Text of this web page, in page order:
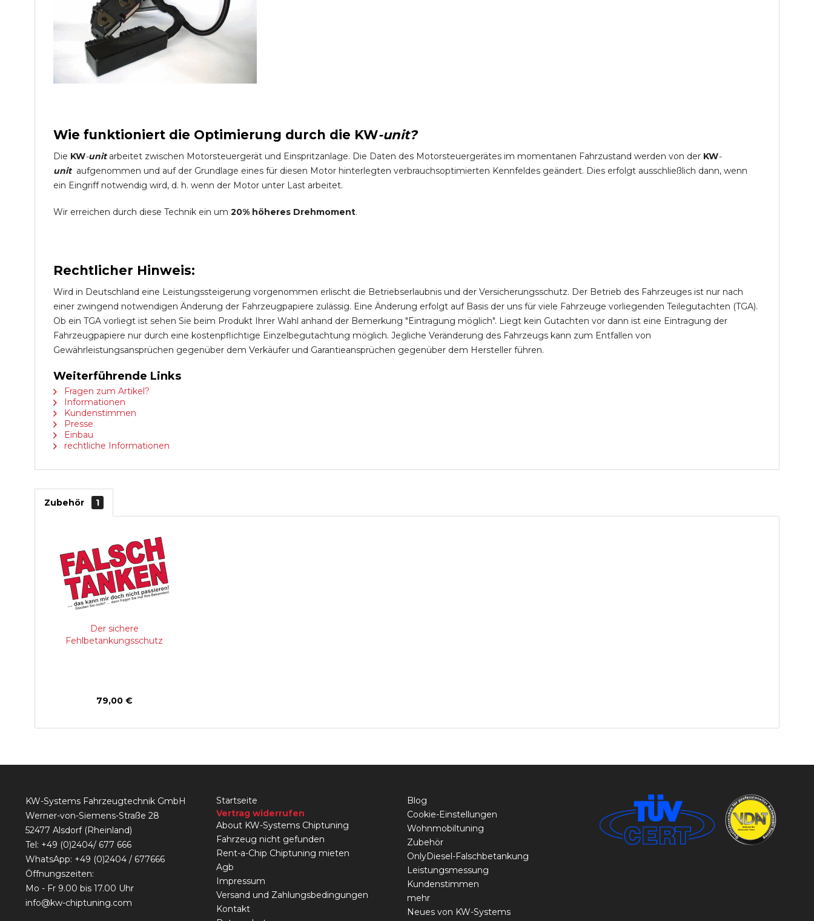
Wie funktioniert die Optimierung durch die KW-unit?
Die KW-unit arbeitet zwischen Motorsteuergerät und Einspritzanlage. Die Daten des Motorsteuergerätes im momentanen Fahrzustand werden von der KW-
unit aufgenommen und auf der Grundlage eines für diesen Motor hinterlegten verbrauchsoptimierten Kennfeldes geändert. Dies erfolgt ausschließlich dann, wenn
ein Eingriff notwendig wird, d. h. wenn der Motor unter Last arbeitet.
Wir erreichen durch diese Technik ein um 20% höheres Drehmoment.
Rechtlicher Hinweis:
Wird in Deutschland eine Leistungssteigerung vorgenommen erlischt die Betriebserlaubnis und der Versicherungsschutz. Der Betrieb des Fahrzeuges ist nur nach
einer zwingend notwendigen Änderung der Fahrzeugpapiere zulässig. Eine Änderung erfolgt auf Basis der uns für viele Fahrzeuge vorliegenden Teilegutachten (TGA).
Ob ein TGA vorliegt ist sehen Sie beim Produkt Ihrer Wahl anhand der Bemerkung "Eintragung möglich". Liegt kein Gutachten vor dann ist eine Eintragung der
Fahrzeugpapiere nur durch eine kostenpflichtige Einzelbegutachtung möglich. Jegliche Veränderung des Fahrzeugs kann zum Entfallen von
Gewährleistungsansprüchen gegenüber dem Verkäufer und Garantieansprüchen gegenüber dem Hersteller führen.
Weiterführende Links
Fragen zum Artikel?
Informationen
Kundenstimmen
Presse
Einbau
rechtliche Informationen
Zubehör 1
Der sichere
Fehlbetankungsschutz
79,00 €
KW-Systems Fahrzeugtechnik GmbH
Werner-von-Siemens-Straße 28
52477 Alsdorf (Rheinland)
Tel: +49 (0)2404/ 677 666
WhatsApp: +49 (0)2404 / 677666
Öffnungszeiten:
Mo - Fr 9.00 bis 17.00 Uhr
info@kw-chiptuning.com
Startseite
Vertrag widerrufen
About KW-Systems Chiptuning
Fahrzeug nicht gefunden
Rent-a-Chip Chiptuning mieten
Agb
Impressum
Versand und Zahlungsbedingungen
Kontakt
Blog
Cookie-Einstellungen
Wohnmobiltuning
Zubehör
OnlyDiesel-Falschbetankung
Leistungsmessung
Kundenstimmen
mehr
Neues von KW-Systems